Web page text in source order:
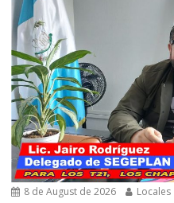
8 de August de 2026 Locales